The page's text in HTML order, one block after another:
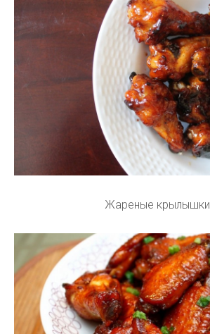
Жареные крылышки